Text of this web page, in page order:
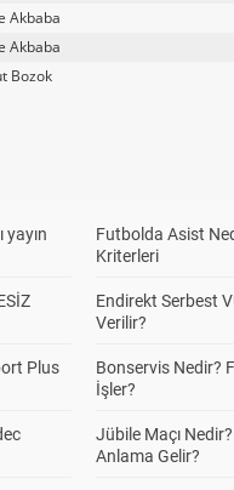
Akbaba
Akbaba
Bozok
Plus
Futbolda Asist
Kriterleri
Endirekt Serbest
Verilir?
Bonservis Nedir?
İşler?
Jübile Maçı
Anlama Gelir?